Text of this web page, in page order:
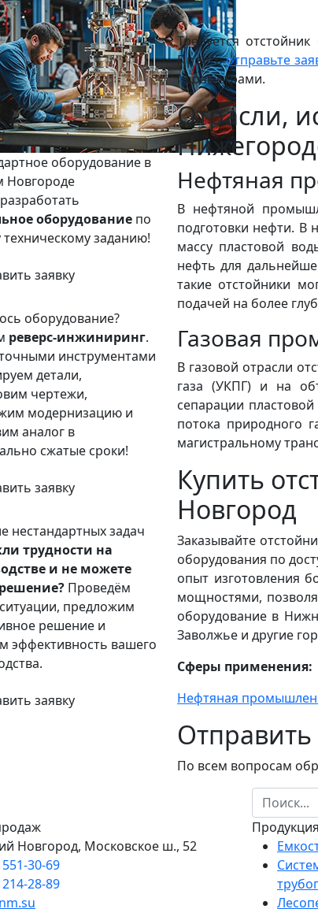
оборудование в
Новгороде
оборудование по
заданию!
заявку
оборудование?
реверс-инжиниринг.
инструментами
детали,
чертежи,
модернизацию и
аналог в
сжатые сроки!
заявку
нестандартных задач
трудности на
и не можете
Проведём
предложим
решение и
эффективность вашего
заявку
Требуется
Простоотправьте
параметрами.
Отрасли,
Нефтяная
В нефтяной
подготовки нефти. В
массу пластовой
нефть для
такие отстойники
подачей на более
Газовая
В газовой отрасли
газа (УКПГ) и на
сепарации
потока природного
магистральному
Купить
Новгород
Заказывайте
оборудования по
опыт изготовления
мощностями,
оборудование в
Заволжье и другие
Сферы применения:
Нефтяная
Отправить
По всем вопросам
Новгород, Московское ш., 52
30-69
28-89